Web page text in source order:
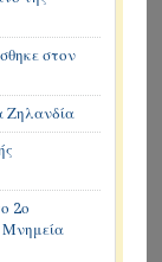
στον
Ζηλανδία
2ο
Μνημεία